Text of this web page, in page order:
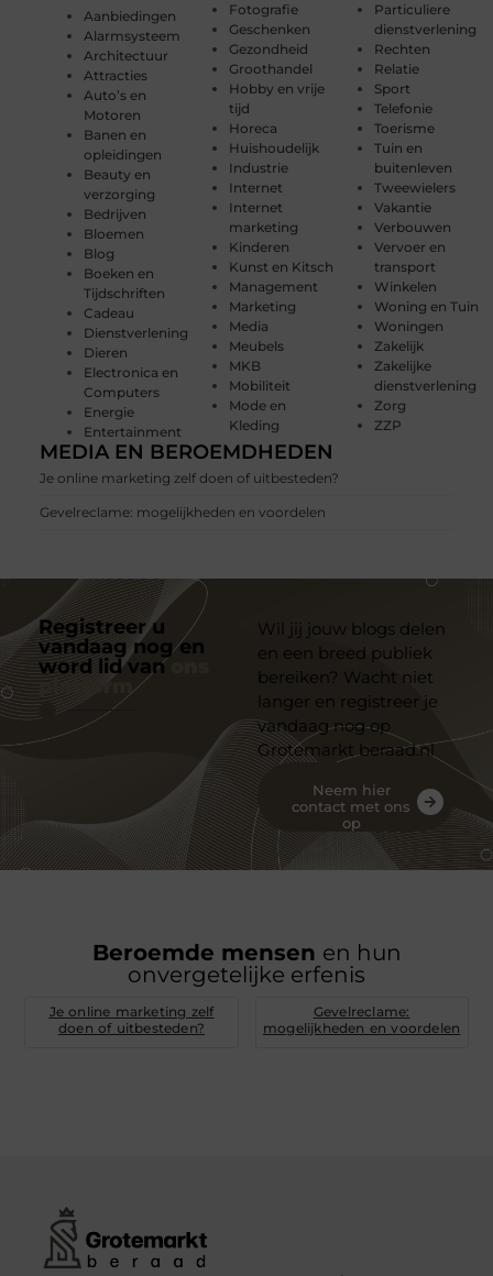
Aanbiedingen
Alarmsysteem
Architectuur
Attracties
Auto’s en
Motoren
Banen en
opleidingen
Beauty en
verzorging
Bedrijven
Bloemen
Blog
Boeken en
Tijdschriften
Cadeau
Dienstverlening
Dieren
Electronica en
Computers
Energie
Entertainment
Fotografie
Geschenken
Gezondheid
Groothandel
Hobby en vrije
tijd
Horeca
Huishoudelijk
Industrie
Internet
Internet
marketing
Kinderen
Kunst en Kitsch
Management
Marketing
Media
Meubels
MKB
Mobiliteit
Mode en
Kleding
Particuliere
dienstverlening
Rechten
Relatie
Sport
Telefonie
Toerisme
Tuin en
buitenleven
Tweewielers
Vakantie
Verbouwen
Vervoer en
transport
Winkelen
Woning en Tuin
Woningen
Zakelijk
Zakelijke
dienstverlening
Zorg
ZZP
MEDIA EN BEROEMDHEDEN
Je online marketing zelf doen of uitbesteden?
Gevelreclame: mogelijkheden en voordelen
Registreer u
vandaag nog en
word lid van
platform
Wil jij jouw blogs delen
en een breed publiek
bereiken? Wacht niet
langer en registreer je
vandaag nog op
Grotemarkt beraad.nl
Neem hier
contact met ons
op
Beroemde mensen en hun
onvergetelijke erfenis
Je online marketing zelf
doen of uitbesteden?
Gevelreclame:
mogelijkheden en voordelen